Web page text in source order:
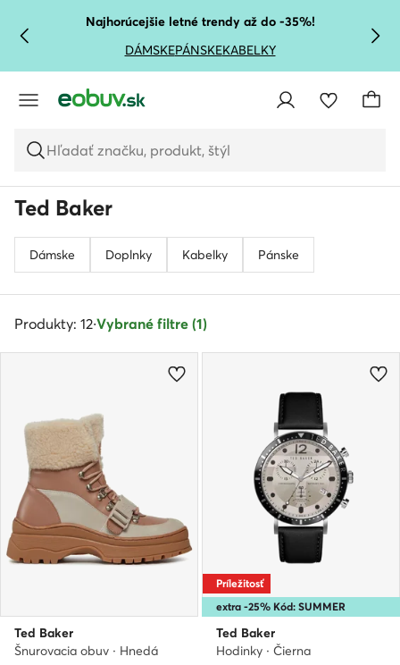
PREJSŤ NA HLAVNÝ OBSAH
PREJSŤ NA VYHĽADÁVANIE
Najhorúcejšie letné trendy až do -35%!
DÁMSKEPÁNSKEKABELKY
Hľadať značku, produkt, štýl
Ted Baker
Dámske Doplnky Kabelky Pánske
Produkty: 12·Vybrané filtre (1)
Ted Baker
Šnurovacia obuv · Hnedá
extra -25% Kód: SUMMER
Príležitosť
Ted Baker
Hodinky · Čierna